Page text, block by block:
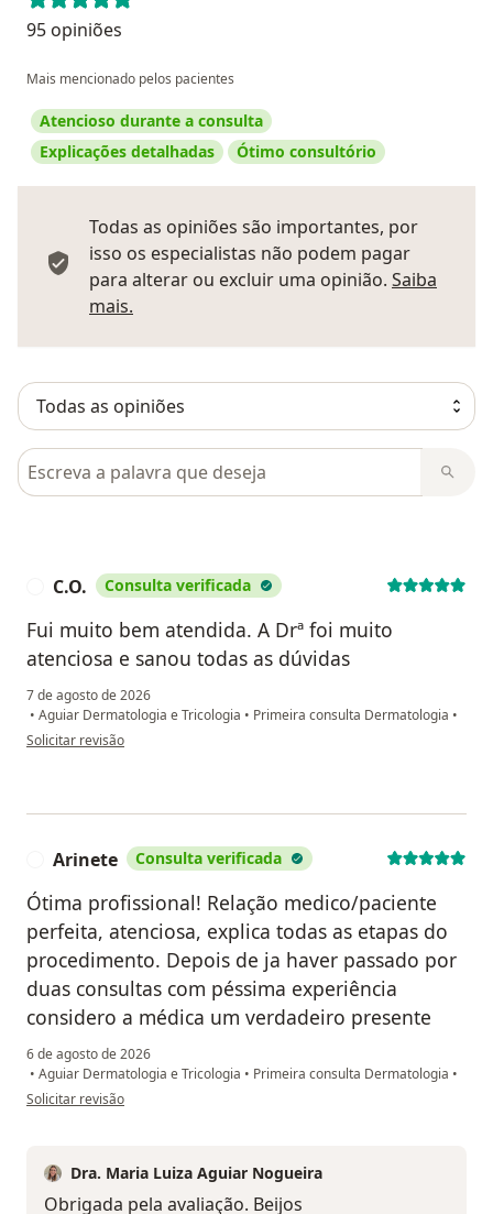
95 opiniões
Mais mencionado pelos pacientes
Atencioso durante a consulta
Explicações detalhadas
Ótimo consultório
Todas as opiniões são importantes, por
isso os especialistas não podem pagar
para alterar ou excluir uma opinião. Saiba
mais.
Pesquisar em opiniões
C.O. Consulta verificada
Fui muito bem atendida. A Drª foi muito
atenciosa e sanou todas as dúvidas
7 de agosto de 2026
• Aguiar Dermatologia e Tricologia • Primeira consulta Dermatologia •
na opinião do utilizador C.O.
Solicitar revisão
Arinete Consulta verificada
Ótima profissional! Relação medico/paciente
perfeita, atenciosa, explica todas as etapas do
procedimento. Depois de ja haver passado por
duas consultas com péssima experiência
considero a médica um verdadeiro presente
6 de agosto de 2026
• Aguiar Dermatologia e Tricologia • Primeira consulta Dermatologia •
na opinião do utilizador Arinete
Solicitar revisão
Dra. Maria Luiza Aguiar Nogueira
Obrigada pela avaliação. Beijos